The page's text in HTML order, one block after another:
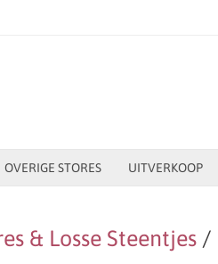
OVERIGE STORES UITVERKOOP
& Losse Steentjes /